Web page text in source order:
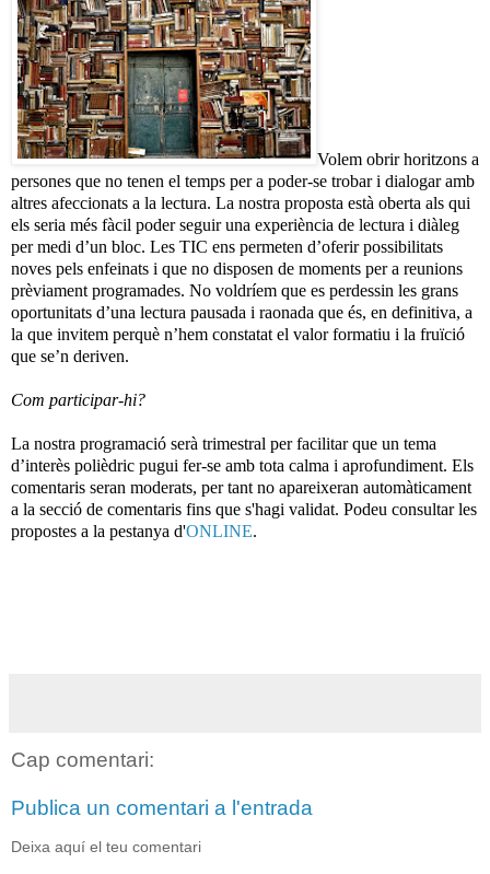
Volem obrir horitzons a
persones que no tenen el temps per a poder-se trobar i dialogar amb
altres afeccionats a la lectura. La nostra proposta està oberta als qui
els seria més fàcil poder seguir una experiència de lectura i diàleg
per medi d’un bloc. Les TIC ens permeten d’oferir possibilitats
noves pels enfeinats i que no disposen de moments per a reunions
prèviament programades. No voldríem que es perdessin les grans
oportunitats d’una lectura pausada i raonada que és, en definitiva, a
la que invitem perquè n’hem constatat el valor formatiu i la fruïció
que se’n deriven.
Com participar-hi?
La nostra programació serà trimestral per facilitar que un tema
d’interès polièdric pugui fer-se amb tota calma i aprofundiment. Els
comentaris seran moderats, per tant no apareixeran automàticament
a la secció de comentaris fins que s'hagi validat. Podeu consultar les
propostes a la pestanya d'ONLINE.
Cap comentari:
Publica un comentari a l'entrada
Deixa aquí el teu comentari